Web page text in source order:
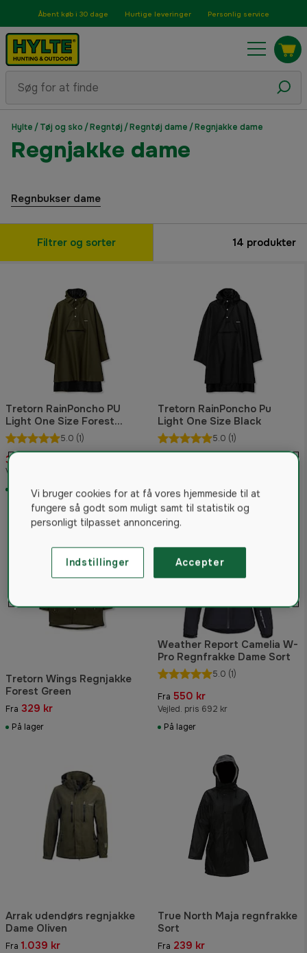
Åbent køb i 30 dage Hurtige leveringer Personlig service
Hylte /Tøj og sko /Regntøj /Regntøj dame /Regnjakke dame
Regnjakke dame
Regnbukser dame
Filtrer og sorter 14 produkter
Tretorn RainPoncho PU
Light One Size Forest
Green
5.0 (1)
338 kr
Vejled. pris 397 kr
På lager
Tretorn RainPoncho Pu
Light One Size Black
5.0 (1)
På lager
Tretorn Wings Regnjakke
Forest Green
Fra 329 kr
På lager
Weather Report Camelia W-
Pro Regnfrakke Dame Sort
5.0 (1)
Fra 550 kr
Vejled. pris 692 kr
På lager
Arrak udendørs regnjakke
Dame Oliven
Fra 1.039 kr
True North Maja regnfrakke
Sort
Fra 239 kr
Vi bruger cookies for at få vores hjemmeside til at
fungere så godt som muligt samt til statistik og
personligt tilpasset annoncering.
Indstillinger Accepter